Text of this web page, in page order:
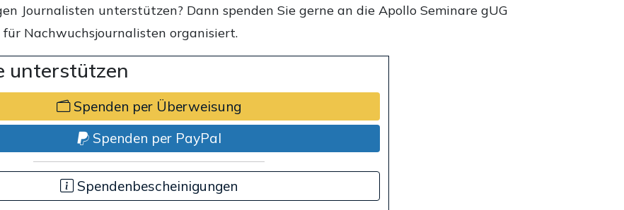
Journalisten unterstützen? Dann spenden Sie gerne an die Apollo Seminare gUG
Nachwuchsjournalisten organisiert.
unterstützen
Spenden per Überweisung
Spenden per PayPal
Spendenbescheinigungen